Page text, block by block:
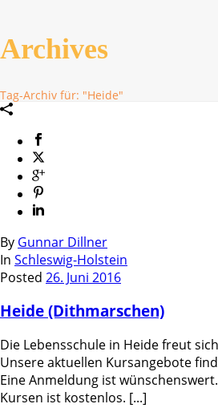
Archives
Tag-Archiv für: "Heide"
By Gunnar Dillner
In Schleswig-Holstein
Posted 26. Juni 2016
Heide (Dithmarschen)
Die Lebensschule in Heide freut
Unsere aktuellen Kursangebote
Eine Anmeldung ist
Kursen ist kostenlos. [...]